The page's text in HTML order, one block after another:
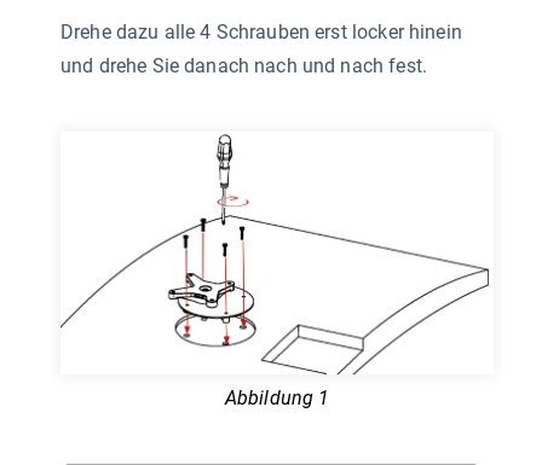
Drehe dazu alle 4 Schrauben erst locker hinein
und drehe Sie danach nach und nach fest.
Abbildung 1